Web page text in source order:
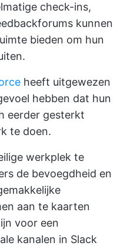
check-ins,
kunnen
bieden om hun
heeft uitgewezen
hebben dat hun
eerder gesterkt
te doen.
werkplek te
de bevoegdheid en
aan te kaarten
voor een
kanalen in Slack